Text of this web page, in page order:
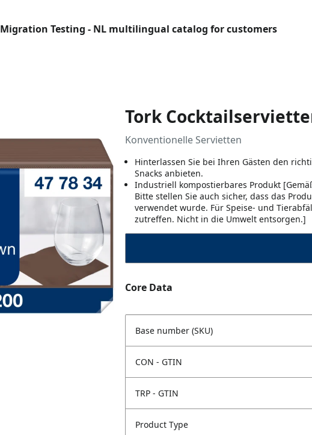
Migration Testing - NL multilingual catalog for customers
Tork
Konventionelle Servietten
Hinterlassen Sie bei Ihren Gästen den
Snacks anbieten.
Industriell kompostierbares Produkt
Bitte stellen Sie auch sicher, dass das
verwendet wurde. Für Speise- und
zutreffen. Nicht in die Umwelt entsorgen.]
Core Data
Base number (SKU)
CON - GTIN
TRP - GTIN
Product Type